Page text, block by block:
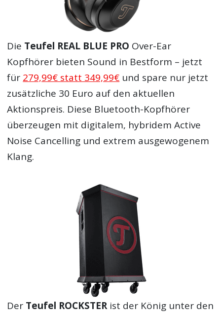
Die Teufel REAL BLUE PRO Over-Ear
Kopfhörer bieten Sound in Bestform – jetzt
für 279,99€ statt 349,99€ und spare nur jetzt
zusätzliche 30 Euro auf den aktuellen
Aktionspreis. Diese Bluetooth-Kopfhörer
überzeugen mit digitalem, hybridem Active
Noise Cancelling und extrem ausgewogenem
Klang.
Der Teufel ROCKSTERist der König unter den